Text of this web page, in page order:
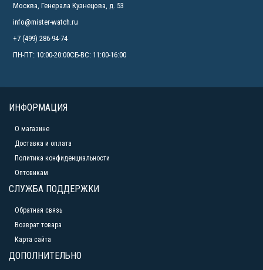
Москва, Генерала Кузнецова, д. 53
info@mister-watch.ru
+7 (499) 286-94-74
ПН-ПТ: 10:00-20:00СБ-ВС: 11:00-16:00
ИНФОРМАЦИЯ
О магазине
Доставка и оплата
Политика конфиденциальности
Оптовикам
СЛУЖБА ПОДДЕРЖКИ
Обратная связь
Возврат товара
Карта сайта
ДОПОЛНИТЕЛЬНО